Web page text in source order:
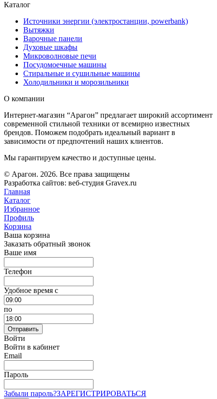
Каталог
Источники энергии (электростанции, powerbank)
Вытяжки
Варочные панели
Духовые шкафы
Микроволновые печи
Посудомоечные машины
Стиральные и сушильные машины
Холодильники и морозильники
О компании
Интернет-магазин “Арагон” предлагает широкий ассортимент
современной стильной техники от всемирно известных
брендов. Поможем подобрать идеальный вариант в
зависимости от предпочтений наших клиентов.
Мы гарантируем качество и доступные цены.
© Арагон. 2026. Все права защищены
Разработка сайтов: веб-студия Gravex.ru
Главная
Каталог
Избранное
Профиль
Корзина
Ваша корзина
Заказать обратный звонок
Ваше имя
Телефон
Удобное время c
по
Отправить
Войти
Войти в кабинет
Email
Пароль
Забыли пароль?ЗАРЕГИСТРИРОВАТЬСЯ